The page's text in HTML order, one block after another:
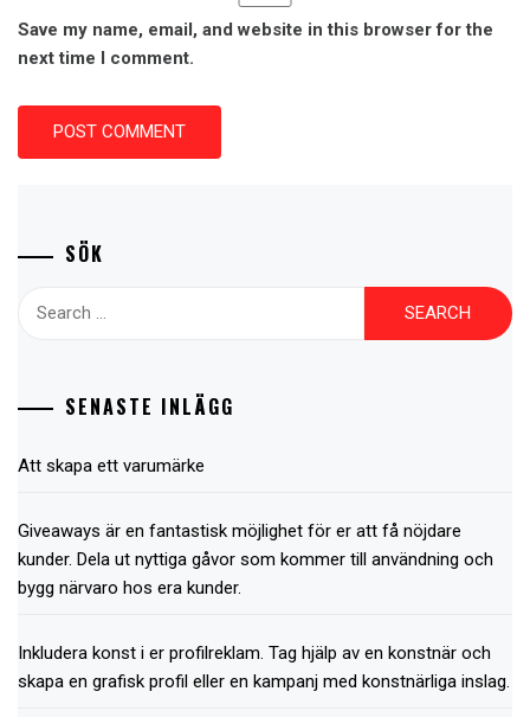
Save my name, email, and website in this browser for the
next time I comment.
SÖK
Search
SENASTE INLÄGG
Att skapa ett varumärke
Giveaways är en fantastisk möjlighet för er att få nöjdare
kunder. Dela ut nyttiga gåvor som kommer till användning och
bygg närvaro hos era kunder.
Inkludera konst i er profilreklam. Tag hjälp av en konstnär och
skapa en grafisk profil eller en kampanj med konstnärliga inslag.